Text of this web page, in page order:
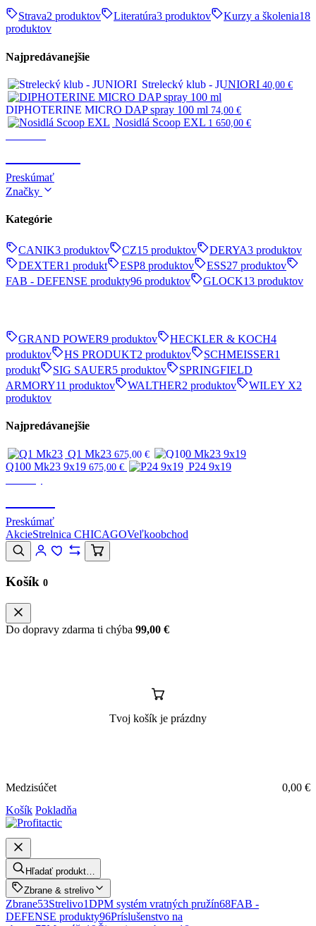
Strava2 produktov Literatúra3 produktov Kurzy a školenia18
produktov
Najpredávanejšie
Strelecký klub - JUNIORI 40,00 €
DIPHOTERINE MICRO DAP spray 100 ml 74,00 €
Nosidlá Scoop EXL 1 650,00 €
Preskúmať
Značky
Kategórie
CANIK3 produktov CZ15 produktov DERYA3 produktov
DEXTER1 produkt ESP8 produktov ESS27 produktov
FAB - DEFENSE produkty96 produktov GLOCK13 produktov
GRAND POWER9 produktov HECKLER & KOCH4
produktov
HS PRODUKT2 produktov SCHMEISSER1
produkt
SIG SAUER5 produktov
SPRINGFIELD
ARMORY11 produktov WALTHER2 produktov WILEY X2
produktov
Najpredávanejšie
Q1 Mk23 675,00 €
Q100 Mk23 9x19 675,00 €
P24 9x19
Preskúmať
AkcieStrelnica CHICAGOVeľkoobchod
Košík 0
Do dopravy zdarma ti chýba 99,00 €
Tvoj košík je prázdny
Medzisúčet 0,00 €
Košík Pokladňa
Hľadať produkt…
Zbrane & strelivo
Zbrane53Strelivo1DPM systém vratných pružín68FAB -
DEFENSE produkty96Príslušenstvo na